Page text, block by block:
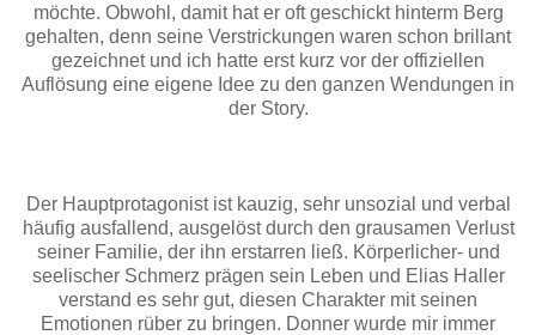
möchte. Obwohl, damit hat er oft geschickt hinterm Berg
gehalten, denn seine Verstrickungen waren schon brillant
gezeichnet und ich hatte erst kurz vor der offiziellen
Auflösung eine eigene Idee zu den ganzen Wendungen in
der Story.
Der Hauptprotagonist ist kauzig, sehr unsozial und verbal
häufig ausfallend, ausgelöst durch den grausamen Verlust
seiner Familie, der ihn erstarren ließ. Körperlicher- und
seelischer Schmerz prägen sein Leben und Elias Haller
verstand es sehr gut, diesen Charakter mit seinen
Emotionen rüber zu bringen. Donner wurde mir immer